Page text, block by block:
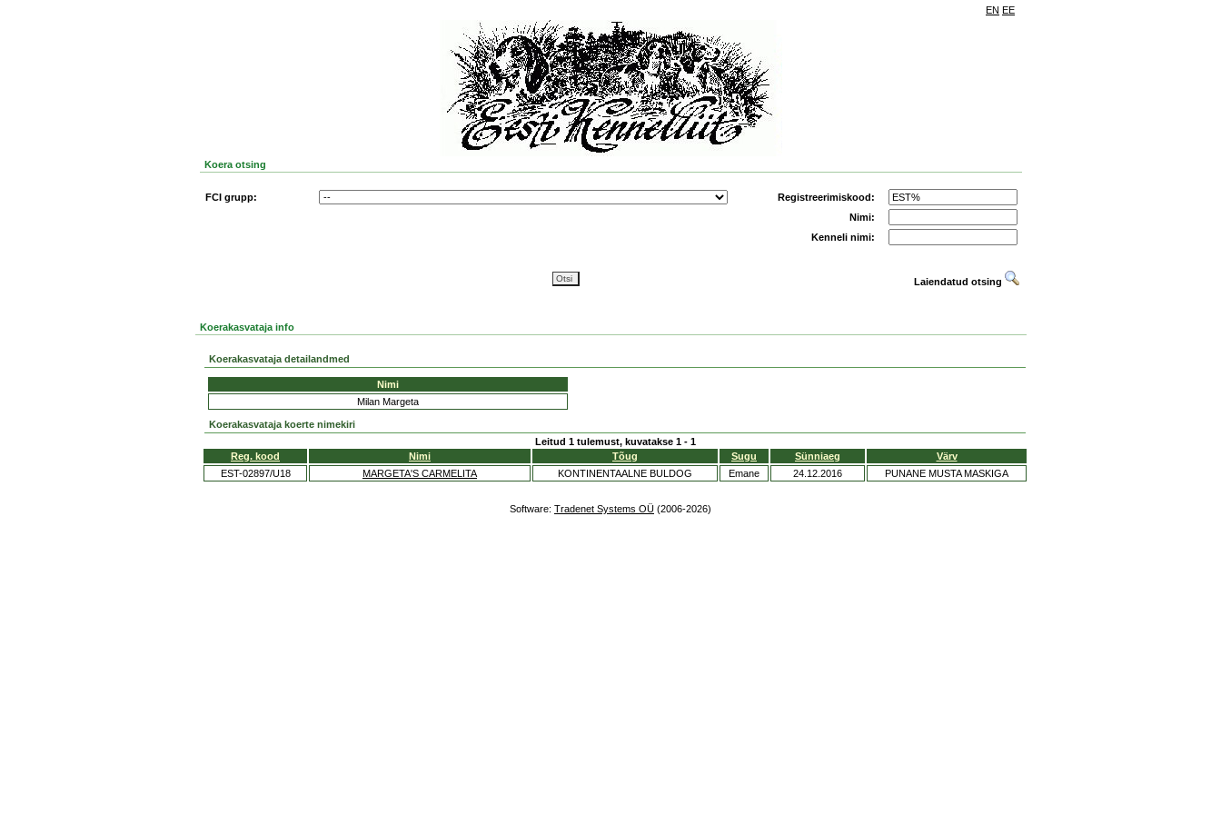
EN EE
Koera otsing
FCI grupp:
Registreerimiskood:
Nimi:
Kenneli nimi:
Laiendatud otsing
Koerakasvataja info
Koerakasvataja detailandmed
Nimi
Milan Margeta
Koerakasvataja koerte nimekiri
Leitud 1 tulemust, kuvatakse 1 - 1
Reg. kood
Nimi Tõug Sugu Sünniaeg
Värv
EST-02897/U18
MARGETA'S CARMELITA KONTINENTAALNE BULDOG Emane 24.12.2016 PUNANE MUSTA MASKIGA
Software: Tradenet Systems OÜ (2006-2026)